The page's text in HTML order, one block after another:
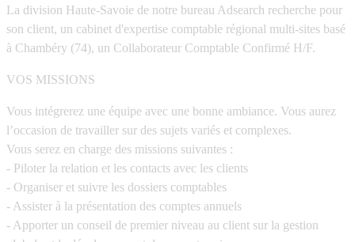
La division Haute-Savoie de notre bureau Adsearch recherche pour
son client, un cabinet d'expertise comptable régional multi-sites basé
à Chambéry (74), un Collaborateur Comptable Confirmé H/F.
VOS MISSIONS
Vous intégrerez une équipe avec une bonne ambiance. Vous aurez
l’occasion de travailler sur des sujets variés et complexes.
Vous serez en charge des missions suivantes :
- Piloter la relation et les contacts avec les clients
- Organiser et suivre les dossiers comptables
- Assister à la présentation des comptes annuels
- Apporter un conseil de premier niveau au client sur la gestion